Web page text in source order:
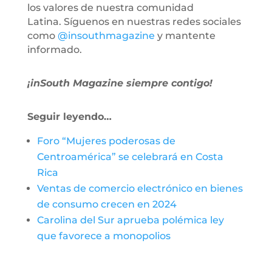
los valores de nuestra comunidad
Latina. Síguenos en nuestras redes sociales
como @insouthmagazine y mantente
informado.
¡inSouth Magazine siempre contigo!
Seguir leyendo…
Foro “Mujeres poderosas de
Centroamérica” se celebrará en Costa
Rica
Ventas de comercio electrónico en bienes
de consumo crecen en 2024
Carolina del Sur aprueba polémica ley
que favorece a monopolios